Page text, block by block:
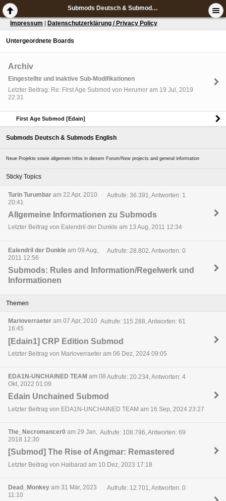
Submods Deutsch & Submods English
Impressum Datenschutzerklärung / Privacy Policy
Untergeordnete Boards
Archiv
Eingestellte und inaktive Sub-Modifikationen
Letzter Beitrag: Re: First Age Submod von Herumor am 19 Jul, 2019
22:31
First Age Submod [Edain]
Submods Deutsch & Submods English
Neue Projekte sowie allgemein Infos in diesem Forum/New projects and general information
Sticky Topics
Turin Turumbar am 22 Apr, 2010
20:41
Aufrufe: 36.391, Antworten: 1
Allgemeine Informationen zu Submods
Letzter Beitrag von Ealendril der Dunkle am 13 Aug, 2011 12:34
Ealendril der Dunkle am 09 Aug,
2011 12:56
Aufrufe: 28.802, Antworten: 0
Submods: Rules and Information/Regelwerk und
Informationen
Themen
Marioverraeter am 07 Apr, 2010
16:45
Aufrufe: 115.288, Antworten: 61
[Edain1] CRP Edition Submod
Letzter Beitrag von Marioverraeter am 06 Dez, 2024 09:05
EDA1N-UNCHAINED TEAM am 08
Okt, 2022 01:09
Aufrufe: 20.234, Antworten: 4
Edain Unchained Submod
Letzter Beitrag von EDA1N-UNCHAINED TEAM am 16 Sep, 2024 23:27
The_Necromancer0 am 29 Jan,
2018 12:30
Aufrufe: 108.796, Antworten: 69
[Submod] The Rise of Angmar: Remastered
Letzter Beitrag von Halbarad am 10 Dez, 2023 17:18
Dead_Monkey am 31 Mär, 2023
11:10
Aufrufe: 12.701, Antworten: 0